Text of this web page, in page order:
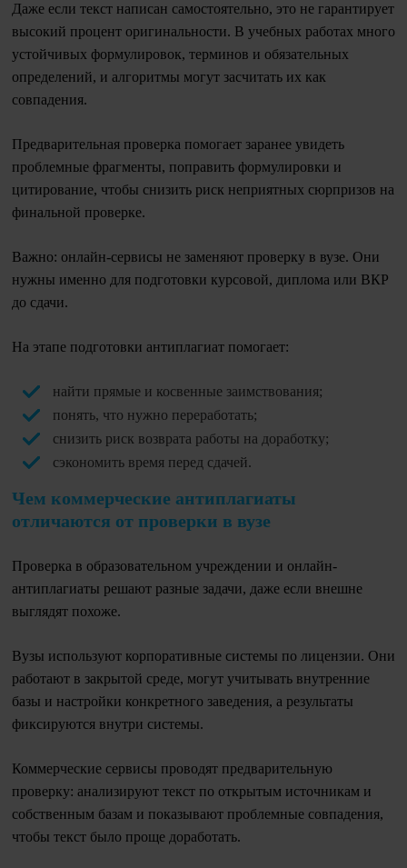
Даже если текст написан самостоятельно, это не гарантирует
высокий процент оригинальности. В учебных работах много
устойчивых формулировок, терминов и обязательных
определений, и алгоритмы могут засчитать их как
совпадения.
Предварительная проверка помогает заранее увидеть
проблемные фрагменты, поправить формулировки и
цитирование, чтобы снизить риск неприятных сюрпризов на
финальной проверке.
Важно: онлайн-сервисы не заменяют проверку в вузе. Они
нужны именно для подготовки курсовой, диплома или ВКР
до сдачи.
На этапе подготовки антиплагиат помогает:
найти прямые и косвенные заимствования;
понять, что нужно переработать;
снизить риск возврата работы на доработку;
сэкономить время перед сдачей.
Чем коммерческие антиплагиаты
отличаются от проверки в вузе
Проверка в образовательном учреждении и онлайн-
антиплагиаты решают разные задачи, даже если внешне
выглядят похоже.
Вузы используют корпоративные системы по лицензии. Они
работают в закрытой среде, могут учитывать внутренние
базы и настройки конкретного заведения, а результаты
фиксируются внутри системы.
Коммерческие сервисы проводят предварительную
проверку: анализируют текст по открытым источникам и
собственным базам и показывают проблемные совпадения,
чтобы текст было проще доработать.